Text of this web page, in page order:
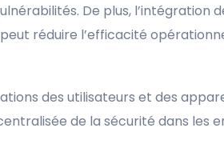
De plus, l’intégration
réduire l’efficacité
des utilisateurs et des
de la sécurité dans les